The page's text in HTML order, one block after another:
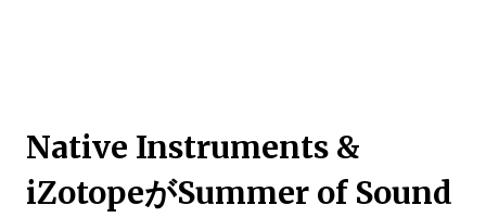
Native Instruments &
iZotopeがSummer of Sound